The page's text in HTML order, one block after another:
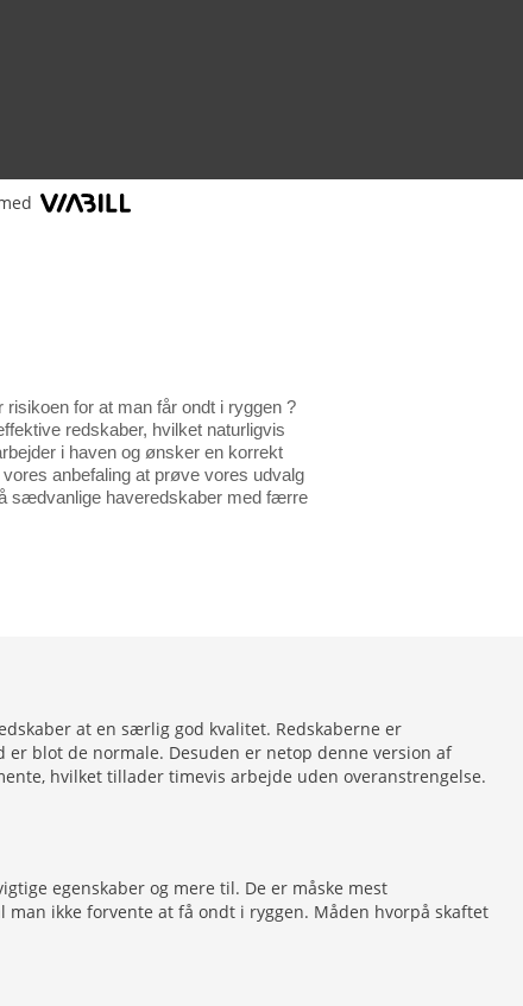
for at man får ondt i ryggen ?
redskaber, hvilket naturligvis
i haven og ønsker en korrekt
anbefaling at prøve vores udvalg
sædvanlige haveredskaber med færre
at en særlig god kvalitet. Redskaberne er
er blot de normale. Desuden er netop denne version af
hvilket tillader timevis arbejde uden overanstrengelse.
egenskaber og mere til. De er måske mest
man ikke forvente at få ondt i ryggen. Måden hvorpå skaftet